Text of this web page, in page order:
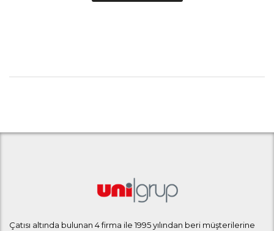
Çatısı altında bulunan 4 firma ile 1995 yılından beri müşterilerine